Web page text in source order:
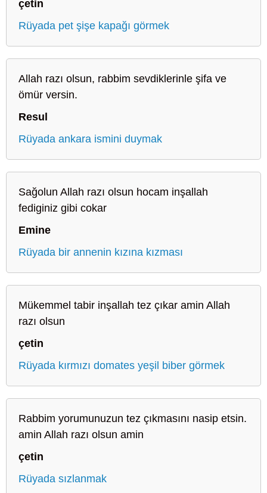
çetin
Rüyada pet şişe kapağı görmek
Allah razı olsun, rabbim sevdiklerinle şifa ve
ömür versin.
Resul
Rüyada ankara ismini duymak
Sağolun Allah razı olsun hocam inşallah
fediginiz gibi cokar
Emine
Rüyada bir annenin kızına kızması
Mükemmel tabir inşallah tez çıkar amin Allah
razı olsun
çetin
Rüyada kırmızı domates yeşil biber görmek
Rabbim yorumunuzun tez çıkmasını nasip etsin.
amin Allah razı olsun amin
çetin
Rüyada sızlanmak